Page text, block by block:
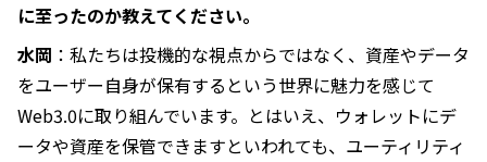
に至ったのか教えてください。
水岡 ：私たちは投機的な視点からではなく、資産やデータ
をユーザー自身が保有するという世界に魅力を感じて
Web3.0に取り組んでいます。とはいえ、ウォレットにデ
ータや資産を保管できますといわれても、ユーティリティ